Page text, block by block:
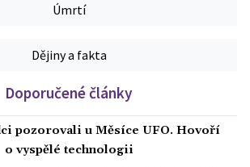
Úmrtí
Dějiny a fakta
Doporučené články
pozorovali u Měsíce UFO. Hovoří
o vyspělé technologii